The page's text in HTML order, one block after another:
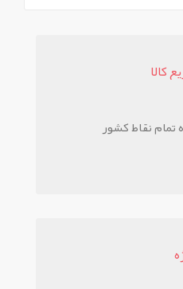
کالا
نقاط کشور